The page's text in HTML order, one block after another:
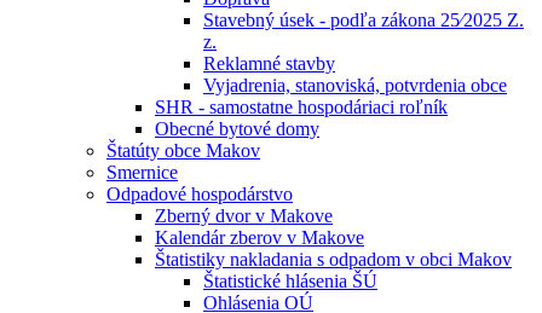
Stavebný úsek - podľa zákona 25⁄2025 Z.
z.
Reklamné stavby
Vyjadrenia, stanoviská, potvrdenia obce
SHR - samostatne hospodáriaci roľník
Obecné bytové domy
Štatúty obce Makov
Smernice
Odpadové hospodárstvo
Zberný dvor v Makove
Kalendár zberov v Makove
Štatistiky nakladania s odpadom v obci Makov
Štatistické hlásenia ŠÚ
Ohlásenia OÚ